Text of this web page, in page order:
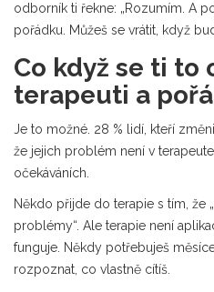
odborník ti řekne: „Rozumím. A
pořádku. Můžeš se vrátit, když
Co když se ti to
terapeuti a
Je to možné. 28 % lidí, kteří
že jejich problém není v
očekáváních.
Někdo přijde do terapie s tím, že
problémy“. Ale terapie není
funguje. Někdy potřebuješ
rozpoznat, co vlastně cítíš.